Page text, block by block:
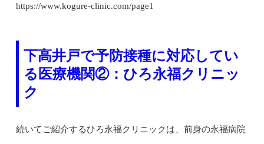
https://www.kogure-clinic.com/page1
下高井戸で予防接種に対応してい
る医療機関②：ひろ永福クリニッ
ク
続いてご紹介するひろ永福クリニックは、前身の永福病院